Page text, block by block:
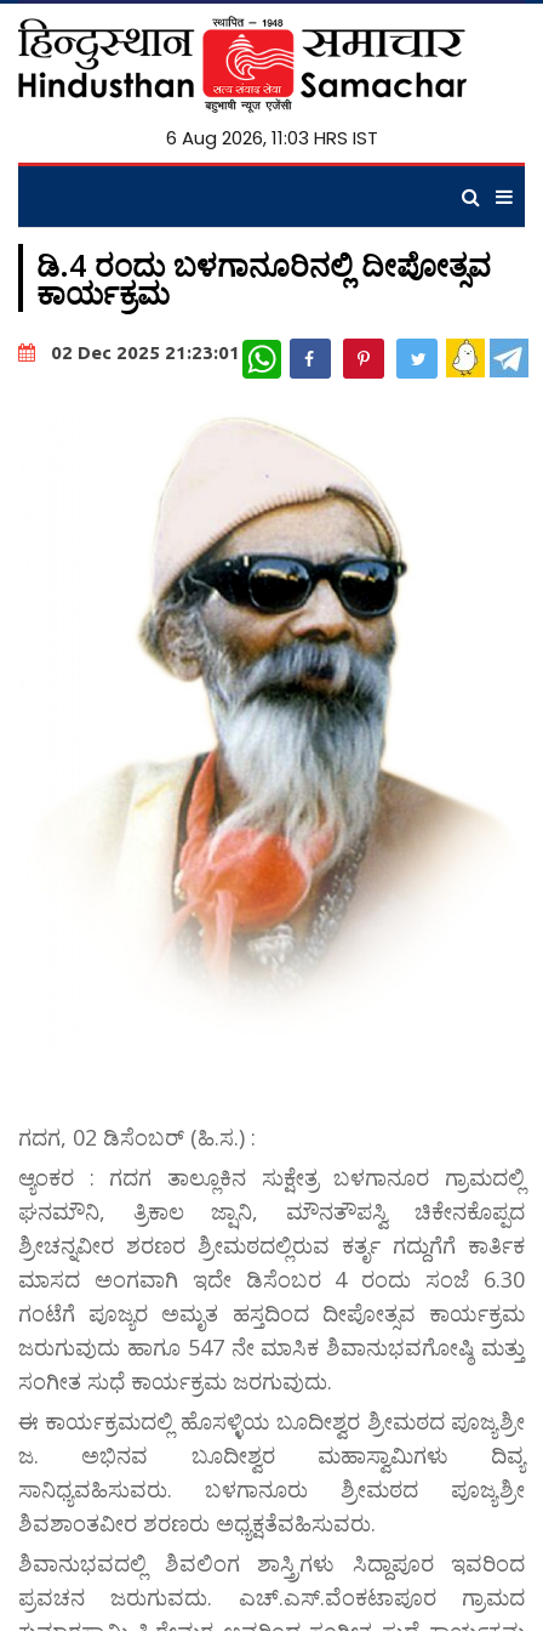
6 Aug 2026, 11:03 HRS IST
ಡಿ.4 ರಂದು ಬಳಗಾನೂರಿನಲ್ಲಿ ದೀಪೋತ್ಸವ
ಕಾರ್ಯಕ್ರಮ
02 Dec 2025 21:23:01 WhatsApp
ಗದಗ, 02 ಡಿಸೆಂಬರ್ (ಹಿ.ಸ.) :
ಆ್ಯಂಕರ : ಗದಗ ತಾಲ್ಲೂಕಿನ ಸುಕ್ಷೇತ್ರ ಬಳಗಾನೂರ ಗ್ರಾಮದಲ್ಲಿ
ಘನಮೌನಿ, ತ್ರಿಕಾಲ ಜ್ಷಾನಿ, ಮೌನತೌಪಸ್ವಿ ಚಿಕೇನಕೊಪ್ಪದ
ಶ್ರೀಚನ್ನವೀರ ಶರಣರ ಶ್ರೀಮಠದಲ್ಲಿರುವ ಕರ್ತೃ ಗದ್ದುಗೆಗೆ ಕಾರ್ತಿಕ
ಮಾಸದ ಅಂಗವಾಗಿ ಇದೇ ಡಿಸೆಂಬರ 4 ರಂದು ಸಂಜೆ 6.30
ಗಂಟೆಗೆ ಪೂಜ್ಯರ ಅಮೃತ ಹಸ್ತದಿಂದ ದೀಪೋತ್ಸವ ಕಾರ್ಯಕ್ರಮ
ಜರುಗುವುದು ಹಾಗೂ 547 ನೇ ಮಾಸಿಕ ಶಿವಾನುಭವಗೋಷ್ಠಿ ಮತ್ತು
ಸಂಗೀತ ಸುಧೆ ಕಾರ್ಯಕ್ರಮ ಜರಗುವುದು.
ಈ ಕಾರ್ಯಕ್ರಮದಲ್ಲಿ ಹೊಸಳ್ಳಿಯ ಬೂದೀಶ್ವರ ಶ್ರೀಮಠದ ಪೂಜ್ಯಶ್ರೀ
ಜ. ಅಭಿನವ ಬೂದೀಶ್ವರ ಮಹಾಸ್ವಾಮಿಗಳು ದಿವ್ಯ
ಸಾನಿಧ್ಯವಹಿಸುವರು. ಬಳಗಾನೂರು ಶ್ರೀಮಠದ ಪೂಜ್ಯಶ್ರೀ
ಶಿವಶಾಂತವೀರ ಶರಣರು ಅಧ್ಯಕ್ಷತೆವಹಿಸುವರು.
ಶಿವಾನುಭವದಲ್ಲಿ ಶಿವಲಿಂಗ ಶಾಸ್ತ್ರಿಗಳು ಸಿದ್ದಾಪೂರ ಇವರಿಂದ
ಪ್ರವಚನ ಜರುಗುವದು. ಎಚ್.ಎಸ್.ವೆಂಕಟಾಪೂರ ಗ್ರಾಮದ